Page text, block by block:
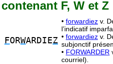
contenant F, W et Z
FORWARDIEZ
• forwardiez v.
l’indicatif
• forwardiez v.
subjonctif
• FORWARDER
courriel).